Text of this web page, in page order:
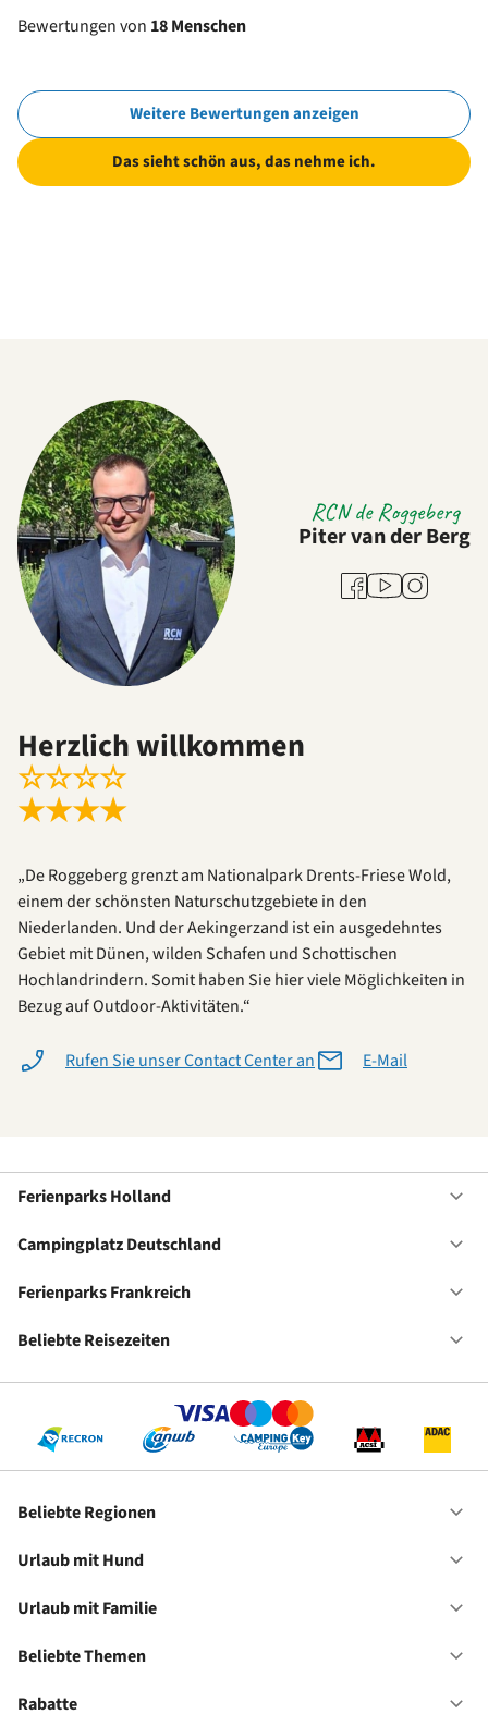
Bewertungen von 18 Menschen
Weitere Bewertungen anzeigen
Das sieht schön aus, das nehme ich.
RCN de Roggeberg
Piter van der Berg
Facebook
YoutubeInstagram
Herzlich willkommen
☆☆☆☆
★★★★
„De Roggeberg grenzt am Nationalpark Drents-Friese Wold,
einem der schönsten Naturschutzgebiete in den
Niederlanden. Und der Aekingerzand ist ein ausgedehntes
Gebiet mit Dünen, wilden Schafen und Schottischen
Hochlandrindern. Somit haben Sie hier viele Möglichkeiten in
Bezug auf Outdoor-Aktivitäten.“
Rufen Sie unser Contact Center an E-Mail
Ferienparks Holland
Campingplatz Deutschland
Ferienparks Frankreich
Beliebte Reisezeiten
Beliebte Regionen
Urlaub mit Hund
Urlaub mit Familie
Beliebte Themen
Rabatte